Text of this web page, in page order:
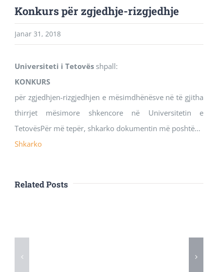
Konkurs për zgjedhje-rizgjedhje
Janar 31, 2018
Universiteti i Tetovës shpall:
KONKURS
për zgjedhjen-rizgjedhjen e mësimdhënësve në të gjitha
thirrjet mësimore shkencore në Universitetin e
TetovësPër më tepër, shkarko dokumentin më poshtë…
Shkarko
Related Posts